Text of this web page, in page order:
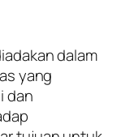
dalam
yang
dan